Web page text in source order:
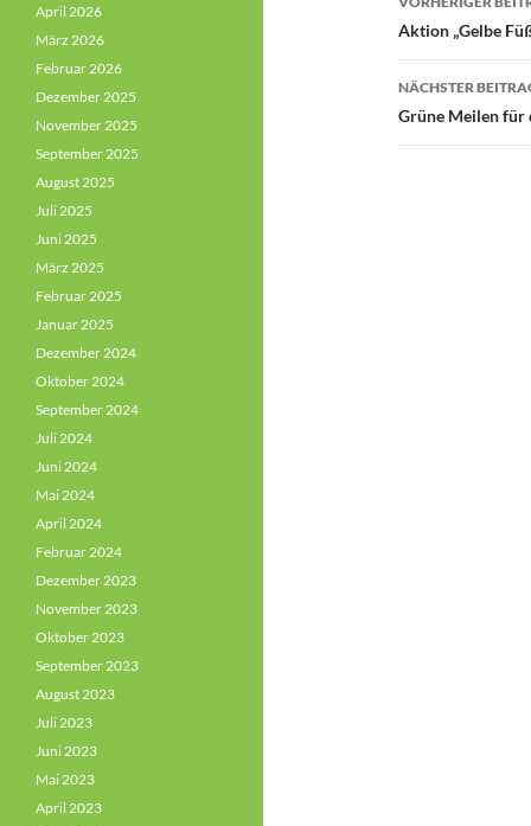
Aktion „Gelbe
NÄCHSTER
Grüne Meilen für
April 2026
März 2026
Februar 2026
Dezember 2025
November 2025
September 2025
August 2025
Juli 2025
Juni 2025
März 2025
Februar 2025
Januar 2025
Dezember 2024
Oktober 2024
September 2024
Juli 2024
Juni 2024
Mai 2024
April 2024
Februar 2024
Dezember 2023
November 2023
Oktober 2023
September 2023
August 2023
Juli 2023
Juni 2023
Mai 2023
April 2023